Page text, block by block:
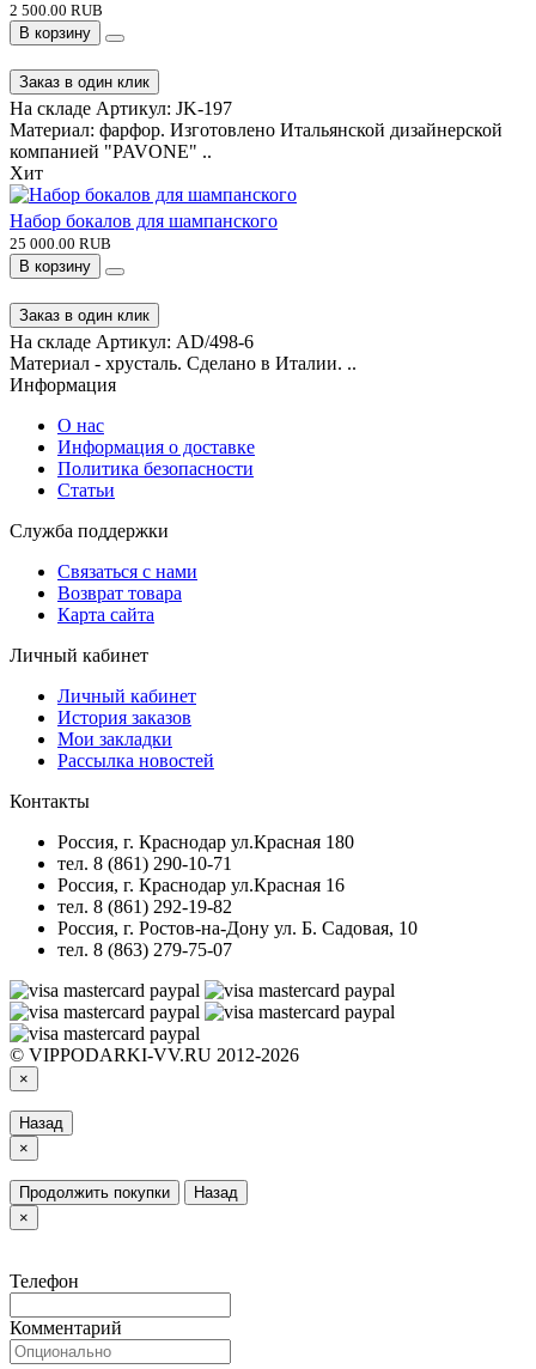
2 500.00 RUB
В корзину
Заказ в один клик
На складе Артикул: JK-197
Материал: фарфор. Изготовлено Итальянской дизайнерской
компанией "PAVONE" ..
Хит
Набор бокалов для шампанского
25 000.00 RUB
В корзину
Заказ в один клик
На складе Артикул: AD/498-6
Материал - хрусталь. Сделано в Италии. ..
Информация
О нас
Информация о доставке
Политика безопасности
Статьи
Служба поддержки
Связаться с нами
Возврат товара
Карта сайта
Личный кабинет
Личный кабинет
История заказов
Мои закладки
Рассылка новостей
Контакты
Россия, г. Краснодар ул.Красная 180
тел. 8 (861) 290-10-71
Россия, г. Краснодар ул.Красная 16
тел. 8 (861) 292-19-82
Россия, г. Ростов-на-Дону ул. Б. Садовая, 10
тел. 8 (863) 279-75-07
© VIPPODARKI-VV.RU 2012-2026
×
Назад
×
Продолжить покупки
Назад
×
Телефон
Комментарий